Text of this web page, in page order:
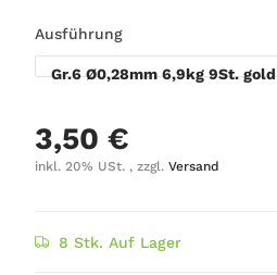
Ausführung
Gr.6 Ø0,28mm 6,9kg 9St. gold
3,50 €
inkl. 20% USt. , zzgl. Versand
8 Stk. Auf Lager